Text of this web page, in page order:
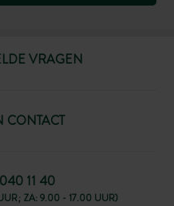
VRAGEN
CONTACT
11 40
ZA: 9.00 - 17.00 UUR)